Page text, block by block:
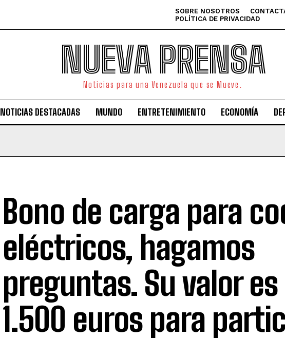
SOBRE NOSOTROS
POLÍTICA DE PRIVACIDAD
NUEVA PRENSA
Noticias para una Venezuela que se Mueve.
NOTICIAS DESTACADAS MUNDO ENTRETENIMIENTO ECONOMÍA
Bono de carga para
eléctricos, hagamos
preguntas. Su valor es
1.500 euros para